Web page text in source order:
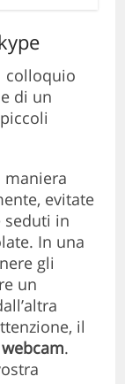
colloquio
di un
evitate
seduti in
In una
gli
un
il
.